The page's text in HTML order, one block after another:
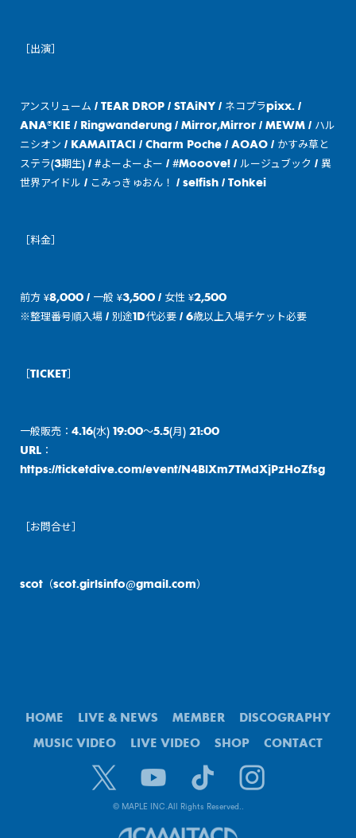
［出演］
アンスリューム / TEAR DROP / STAiNY / ネコプラpixx. /
ANA®KIE / Ringwanderung / Mirror,Mirror / MEWM / ハル
ニシオン / KAMAITACI / Charm Poche / AOAO / かすみ草と
ステラ(3期生) / #よーよーよー / #Mooove! / ルージュブック / 異
世界アイドル / こみっきゅおん！ / selfish / Tohkei
［料金］
前方 ¥8,000 / 一般 ¥3,500 / 女性 ¥2,500
※整理番号順入場 / 別途1D代必要 / 6歳以上入場チケット必要
［TICKET］
一般販売：4.16(水) 19:00〜5.5(月) 21:00
URL：
https://ticketdive.com/event/N4BlXm7TMdXjPzHoZfsg
［お問合せ］
scot（scot.girlsinfo@gmail.com）
HOME LIVE & NEWS MEMBER
DISCOGRAPHY
MUSIC VIDEO
LIVE VIDEO SHOP CONTACT
© MAPLE INC.All Rights Reserved..